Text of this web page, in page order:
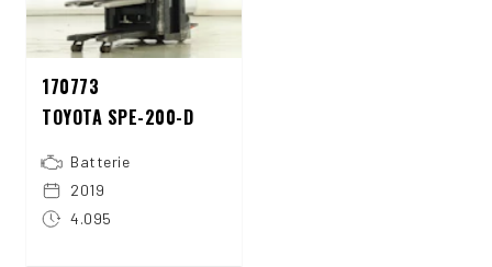
170773
TOYOTA SPE-200-D
Batterie
2019
4.095